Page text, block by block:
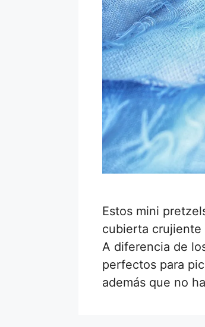
Estos mini
cubierta crujiente
A diferencia de
perfectos para
además que no